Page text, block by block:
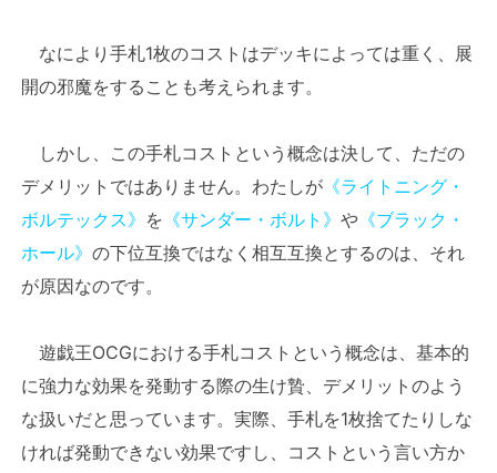
なにより手札1枚のコストはデッキによっては重く、展
開の邪魔をすることも考えられます。
しかし、この手札コストという概念は決して、ただの
デメリットではありません。わたしが 《ライトニング・
ボルテックス》 を 《サンダー・ボルト》 や 《ブラック・
ホール》 の下位互換ではなく相互互換とするのは、それ
が原因なのです。
遊戯王OCGにおける手札コストという概念は、基本的
に強力な効果を発動する際の生け贄、デメリットのよう
な扱いだと思っています。実際、手札を1枚捨てたりしな
ければ発動できない効果ですし、コストという言い方か